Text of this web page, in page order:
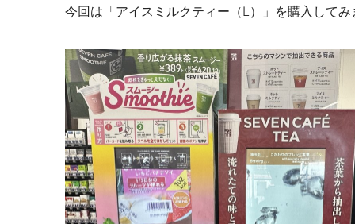
今回は「アイスミルクティー（L）」を購入してみ